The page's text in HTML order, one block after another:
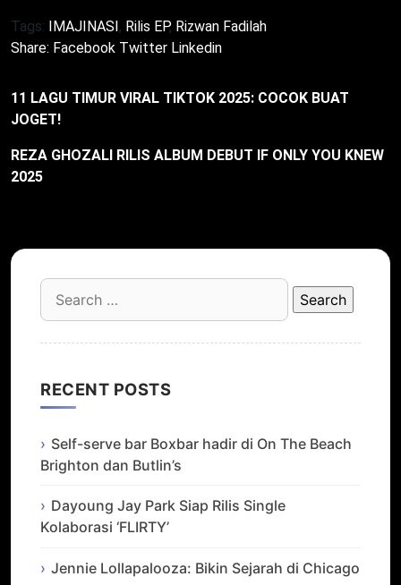
Tags: IMAJINASI, Rilis EP, Rizwan Fadilah
Share: Facebook Twitter Linkedin
11 LAGU TIMUR VIRAL TIKTOK 2025: COCOK BUAT
JOGET!
REZA GHOZALI RILIS ALBUM DEBUT IF ONLY YOU KNEW
2025
Search
for:
RECENT POSTS
Self-serve bar Boxbar hadir di On The Beach
Brighton dan Butlin’s
Dayoung Jay Park Siap Rilis Single
Kolaborasi ‘FLIRTY’
Jennie Lollapalooza: Bikin Sejarah di Chicago